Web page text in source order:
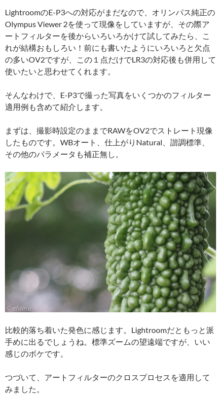
LightroomのE-P3への対応がまだなので、オリンパス純正の
Olympus Viewer 2を使って現像をしていますが、その際ア
ートフィルターを後からいろいろかけて試してみたら、こ
れが結構おもしろい！前にも書いたようにいろいろと欠点
の多いOV2ですが、この１点だけでLR3の対応後も併用して
使いたいと思わせてくれます。
そんなわけで、E-P3で撮った写真をいくつかのフィルター
適用例も含めて紹介します。
まずは、撮影時設定のままでRAWをOV2でストレート現像
したものです。WBオート、仕上がりNatural、諧調標準、
その他のパラメータも補正無し。
比較的落ち着いた発色に感じます。Lightroomだともっと派
手めに出るでしょうね。標準ズームの望遠端ですが、いい
感じのボケです。
つづいて、アートフィルターのクロスプロセスを適用して
みました。